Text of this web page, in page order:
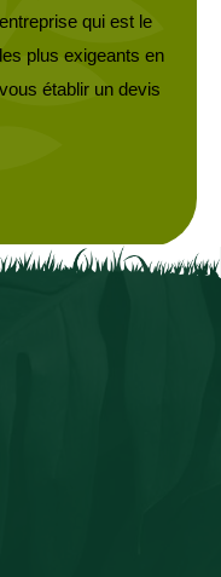
qui est le
plus exigeants en
établir un devis